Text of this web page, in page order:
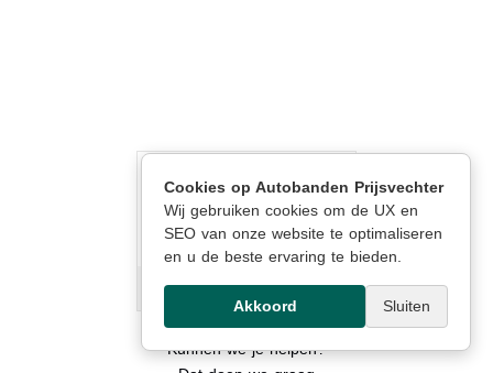
Cookies op Autobanden Prijsvechter
Wij gebruiken cookies om de UX en
SEO van onze website te optimaliseren
en u de beste ervaring te bieden.
Akkoord Sluiten
8.9 / 10 5.412 reviews
Kunnen we je helpen?